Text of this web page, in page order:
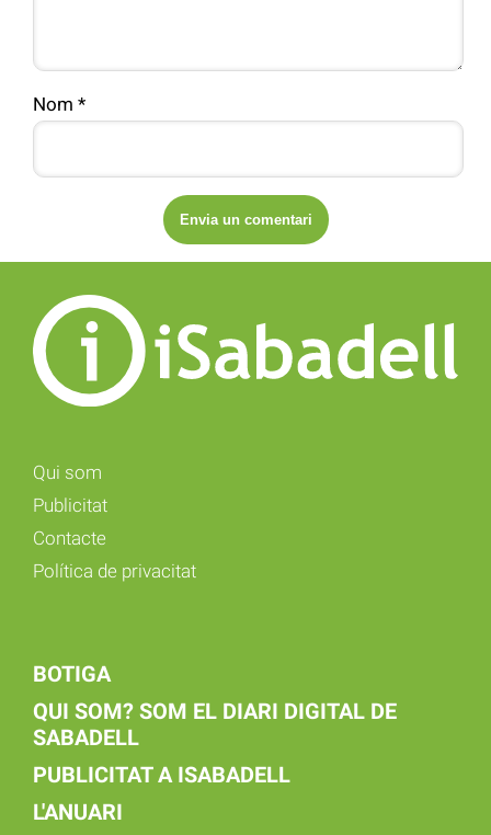
Nom *
Qui som
Publicitat
Contacte
Política de privacitat
BOTIGA
QUI SOM? SOM EL DIARI DIGITAL DE
SABADELL
PUBLICITAT A ISABADELL
L'ANUARI